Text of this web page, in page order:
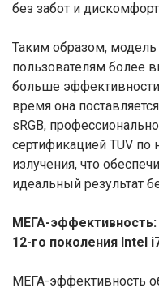
без забот и
Таким образом, модель
пользователям более
больше
время она
sRGB,
сертификацией TUV
излучения, что
идеальный результат
МЕГА-
12-го поколения Intel
МЕГА-эффективность